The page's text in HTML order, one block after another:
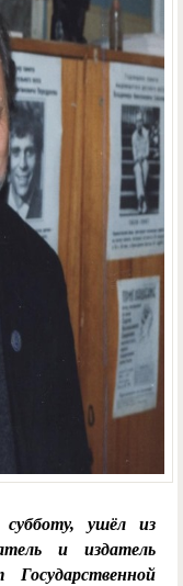
ушёл из
и издатель
Государственной